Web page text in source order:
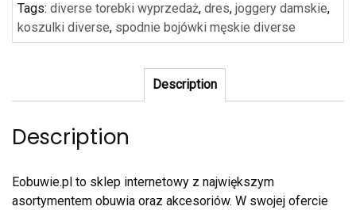
Tags: diverse torebki wyprzedaż, dres, joggery damskie,
koszulki diverse, spodnie bojówki męskie diverse
Description
Description
Eobuwie.pl to sklep internetowy z największym
asortymentem obuwia oraz akcesoriów. W swojej ofercie